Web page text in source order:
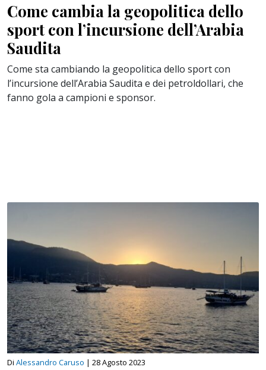
Come cambia la geopolitica dello
sport con l’incursione dell’Arabia
Saudita
Come sta cambiando la geopolitica dello sport con
l’incursione dell’Arabia Saudita e dei petroldollari, che
fanno gola a campioni e sponsor.
Di Alessandro Caruso | 28 Agosto 2023